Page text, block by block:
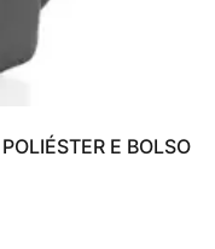
E BOLSO